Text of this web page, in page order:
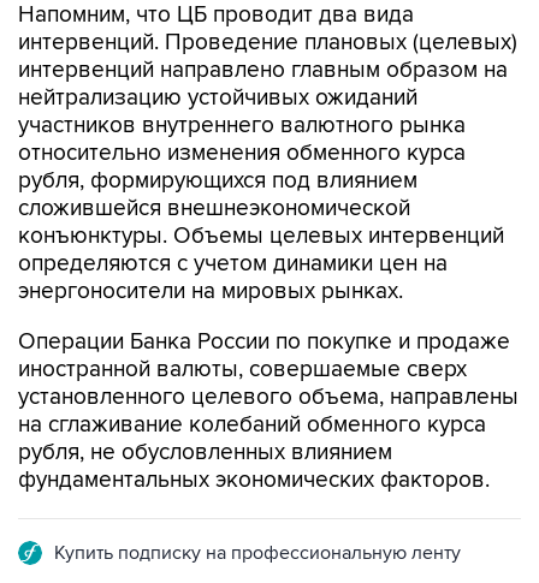
Напомним, что ЦБ проводит два вида
интервенций. Проведение плановых (целевых)
интервенций направлено главным образом на
нейтрализацию устойчивых ожиданий
участников внутреннего валютного рынка
относительно изменения обменного курса
рубля, формирующихся под влиянием
сложившейся внешнеэкономической
конъюнктуры. Объемы целевых интервенций
определяются с учетом динамики цен на
энергоносители на мировых рынках.
Операции Банка России по покупке и продаже
иностранной валюты, совершаемые сверх
установленного целевого объема, направлены
на сглаживание колебаний обменного курса
рубля, не обусловленных влиянием
фундаментальных экономических факторов.
Купить подписку на профессиональную ленту